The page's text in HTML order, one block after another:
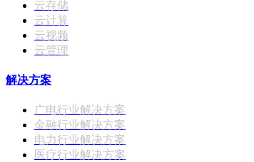
云存储
云计算
云视频
云管理
解决方案
广电行业解决方案
金融行业解决方案
电力行业解决方案
医疗行业解决方案